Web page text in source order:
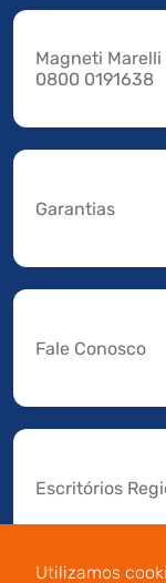
Utilizamos
Magneti Marelli
0800 0191638
Garantias
Fale Conosco
Escritórios